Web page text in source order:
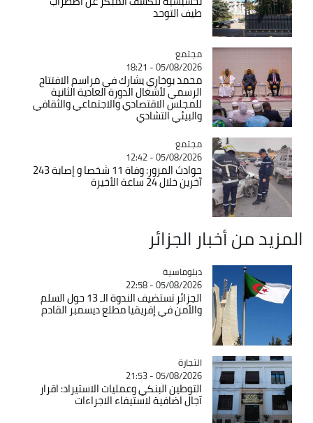
طيف التوحد
Catégorie
مجتمع
05/08/2026 - 18:21
محمد بوخاري يشارك في مراسم الافتتاح
الرسمي لأشغال الدورة العادية الثانية
للمجلس الاقتصادي والاجتماعي والثقافي
والبيئي التشادي
Catégorie
مجتمع
05/08/2026 - 12:42
حوادث المرور: وفاة 11 شخصا و إصابة 243
آخرين خلال 24 ساعة الأخيرة
المزيد من أخبار الجزائر
Catégorie
دبلوماسية
05/08/2026 - 22:58
الجزائر تستضيف الندوة الـ 13 حول السلم
والأمن في إفريقيا مطلع ديسمبر القادم
Catégorie
التجارة
05/08/2026 - 21:53
التوطين البنكي وعمليات الاستيراد: اقرار
آجال اضافية لاستيفاء الاجراءات